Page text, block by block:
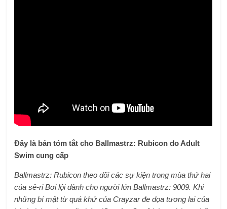
Đây là bản tóm tắt cho Ballmastrz: Rubicon do Adult
Swim cung cấp
Ballmastrz: Rubicon theo dõi các sự kiện trong mùa thứ hai
của sê-ri Bơi lội dành cho người lớn Ballmastrz: 9009. Khi
những bí mật từ quá khứ của Crayzar đe dọa tương lai của